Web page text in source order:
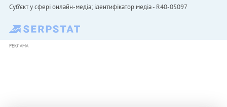
Cуб'єкт у сфері онлайн-медіа; ідентифікатор медіа - R40-05097
РЕКЛАМА